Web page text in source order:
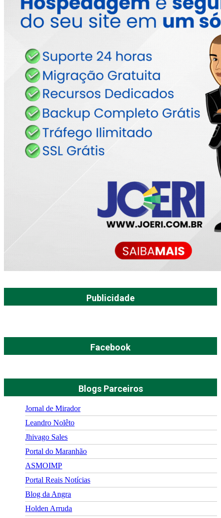
Publicidade
Facebook
Blogs Parceiros
Jornal de Mirador
Leandro Nolêto
Jhivago Sales
Portal do Maranhão
ASMOIMP
Portal Reais Notí­cias
Blog da Angra
Holden Arruda